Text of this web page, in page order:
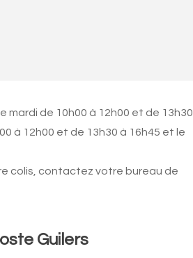
mardi de 10h00 à 12h00 et de 13h30
à 12h00 et de 13h30 à 16h45 et le
colis, contactez votre bureau de
Guilers